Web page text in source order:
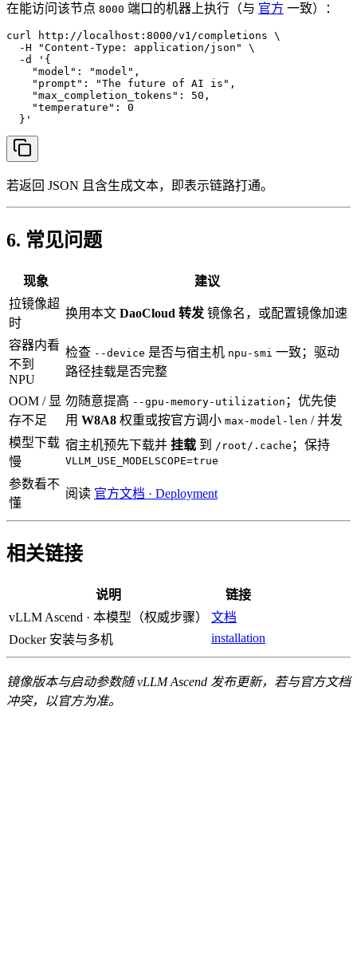
在能访问该节点 8000 端口的机器上执行（与 官方 一致）：
curl http://localhost:8000/v1/completions \
  -H "Content-Type: application/json" \
  -d '{
    "model": "model",
    "prompt": "The future of AI is",
    "max_completion_tokens": 50,
    "temperature": 0
  }'
若返回 JSON 且含生成文本，即表示链路打通。
6. 常见问题
现象
建议
拉镜像超
时
换用本文 DaoCloud 转发 镜像名，或配置镜像加速
容器内看
不到
NPU
检查 --device 是否与宿主机 npu-smi 一致；驱动
路径挂载是否完整
OOM / 显
存不足
勿随意提高 --gpu-memory-utilization ；优先使
用 W8A8 权重或按官方调小 max-model-len / 并发
模型下载
慢
宿主机预先下载并 挂载 到 /root/.cache ；保持
VLLM_USE_MODELSCOPE=true
参数看不
懂
阅读 官方文档 · Deployment
相关链接
说明
链接
vLLM Ascend · 本模型（权威步骤）
文档
Docker 安装与多机
installation
镜像版本与启动参数随 vLLM Ascend 发布更新，若与官方文档
冲突，以官方为准。